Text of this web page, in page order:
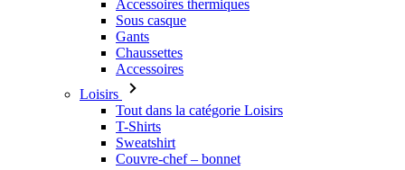
Loisirs
Tout dans la catégorie Loisirs
T-Shirts
Sweatshirt
Couvre-chef – bonnet
Triathlon
Tout dans la catégorie Triathlon
Débardeurs
Trifonction